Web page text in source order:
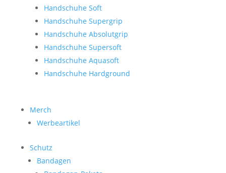
Handschuhe Soft
Handschuhe Supergrip
Handschuhe Absolutgrip
Handschuhe Supersoft
Handschuhe Aquasoft
Handschuhe Hardground
Merch
Werbeartikel
Schutz
Bandagen